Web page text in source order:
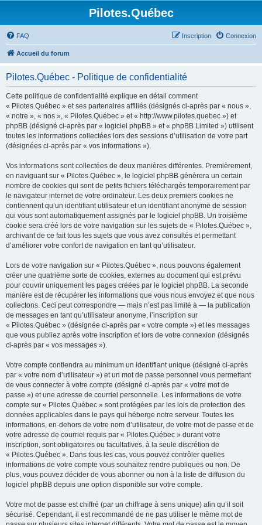
Pilotes.Québec
FAQ Connexion
Inscription
Accueil du forum
Pilotes.Québec - Politique de confidentialité
Cette politique de confidentialité explique en détail comment
« Pilotes.Québec » et ses partenaires affiliés (désignés ci-après par « nous »,
« notre », « nos », « Pilotes.Québec » et « http://www.pilotes.quebec ») et
phpBB (désigné ci-après par « logiciel phpBB » et « phpBB Limited ») utilisent
toutes les informations collectées lors des sessions d’utilisation de votre part
(désignées ci-après par « vos informations »).
Vos informations sont collectées de deux manières différentes. Premièrement,
en naviguant sur « Pilotes.Québec », le logiciel phpBB génèrera un certain
nombre de cookies qui sont de petits fichiers téléchargés temporairement par
le navigateur internet de votre ordinateur. Les deux premiers cookies ne
contiennent qu’un identifiant utilisateur et un identifiant anonyme de session
qui vous sont automatiquement assignés par le logiciel phpBB. Un troisième
cookie sera créé lors de votre navigation sur les sujets de « Pilotes.Québec »,
archivant de ce fait tous les sujets que vous avez consultés et permettant
d’améliorer votre confort de navigation en tant qu’utilisateur.
Lors de votre navigation sur « Pilotes.Québec », nous pouvons également
créer une quatrième sorte de cookies, externes au document qui est prévu
pour couvrir uniquement les pages créées par le logiciel phpBB. La seconde
manière est de récupérer les informations que vous nous envoyez et que nous
collectons. Ceci peut correspondre — mais n’est pas limité à — la publication
de messages en tant qu’utilisateur anonyme, l’inscription sur
« Pilotes.Québec » (désignée ci-après par « votre compte ») et les messages
que vous publiez après votre inscription et lors de votre connexion (désignés
ci-après par « vos messages »).
Votre compte contiendra au minimum un identifiant unique (désigné ci-après
par « votre nom d’utilisateur ») et un mot de passe personnel vous permettant
de vous connecter à votre compte (désigné ci-après par « votre mot de
passe ») et une adresse de courriel personnelle. Les informations de votre
compte sur « Pilotes.Québec » sont protégées par les lois de protection des
données applicables dans le pays qui héberge notre serveur. Toutes les
informations, en-dehors de votre nom d’utilisateur, de votre mot de passe et de
votre adresse de courriel requis par « Pilotes.Québec » durant votre
inscription, sont obligatoires ou facultatives, à la seule discrétion de
« Pilotes.Québec ». Dans tous les cas, vous pouvez contrôler quelles
informations de votre compte vous souhaitez rendre publiques ou non. De
plus, vous pouvez décider de vous abonner ou non à la liste de diffusion du
logiciel phpBB depuis une option disponible sur votre compte.
Votre mot de passe est chiffré (par un chiffrage à sens unique) afin qu’il soit
sécurisé. Cependant, il est recommandé de ne pas utiliser le même mot de